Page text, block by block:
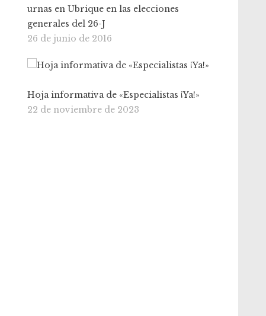
urnas en Ubrique en las elecciones
generales del 26-J
26 de junio de 2016
Hoja informativa de «Especialistas ¡Ya!»
22 de noviembre de 2023